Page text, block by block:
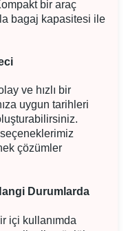
bir araç
bagaj kapasitesi ile
ve hızlı bir
uygun tarihleri
çözümler
Durumlarda
kullanımda